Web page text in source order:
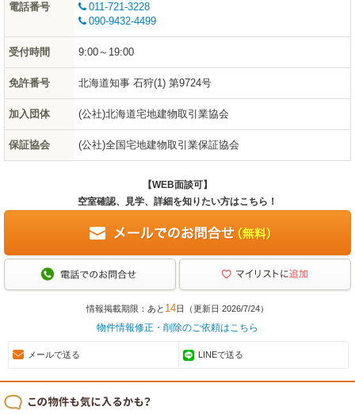
電話番号
011-721-3228
090-9432-4499
受付時間 9:00～19:00
免許番号 北海道知事 石狩(1) 第9724号
加入団体 (公社)北海道宅地建物取引業協会
保証協会 (公社)全国宅地建物取引業保証協会
【WEB面談可】
空室確認、見学、詳細を知りたい方はこちら！
情報掲載期限：あと 14日（更新日 2026/7/24）
物件情報修正・削除のご依頼はこちら
メールで送る LINEで送る